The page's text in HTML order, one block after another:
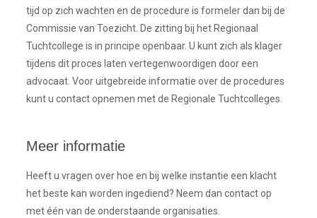
tijd op zich wachten en de procedure is formeler dan bij de
Commissie van Toezicht. De zitting bij het Regionaal
Tuchtcollege is in principe openbaar. U kunt zich als klager
tijdens dit proces laten vertegenwoordigen door een
advocaat. Voor uitgebreide informatie over de procedures
kunt u contact opnemen met de Regionale Tuchtcolleges.
Meer informatie
Heeft u vragen over hoe en bij welke instantie een klacht
het beste kan worden ingediend? Neem dan contact op
met één van de onderstaande organisaties.